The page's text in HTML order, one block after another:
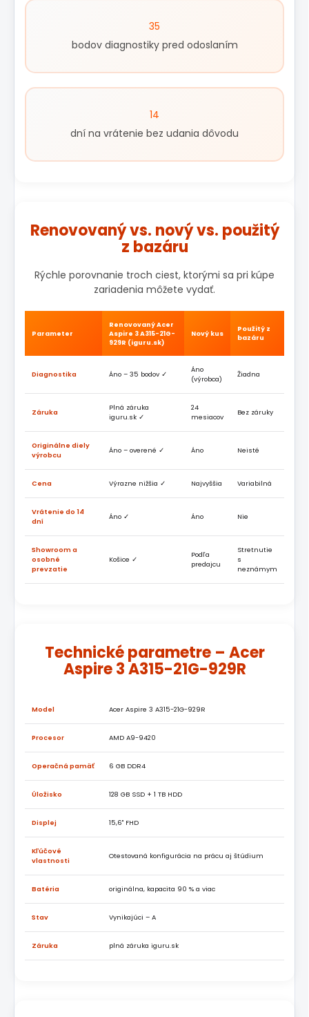
35
bodov diagnostiky pred odoslaním
14
dní na vrátenie bez udania dôvodu
Renovovaný vs. nový vs. použitý
z bazáru
Rýchle porovnanie troch ciest, ktorými sa pri kúpe
zariadenia môžete vydať.
Parameter
Renovovaný Acer
Aspire 3 A315-21G-
929R (iguru.sk)
Nový kus
Použitý z
bazáru
Diagnostika Áno – 35 bodov ✓
Áno
(výrobca)
Žiadna
Záruka
Plná záruka
iguru.sk ✓
24
mesiacov
Bez záruky
Originálne diely
výrobcu
Áno – overené ✓ Áno Neisté
Cena Výrazne nižšia ✓ Najvyššia Variabilná
Vrátenie do 14
dní
Áno ✓ Áno Nie
Showroom a
osobné
prevzatie
Košice ✓
Podľa
predajcu
Stretnutie
s
neznámym
Technické parametre – Acer
Aspire 3 A315-21G-929R
Model Acer Aspire 3 A315-21G-929R
Procesor AMD A9-9420
Operačná pamäť 6 GB DDR4
Úložisko 128 GB SSD + 1 TB HDD
Displej 15,6" FHD
Kľúčové
vlastnosti
Otestovaná konfigurácia na prácu aj štúdium
Batéria originálna, kapacita 90 % a viac
Stav Vynikajúci – A
Záruka plná záruka iguru.sk